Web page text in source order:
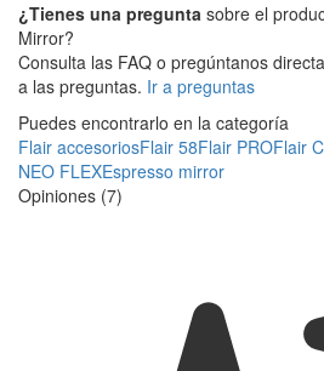
¿Tienes una pregunta sobre el
Mirror?
Consulta las FAQ o pregúntanos
a las preguntas. Ir a preguntas
Puedes encontrarlo en la categoría
Flair accesoriosFlair 58Flair PROFlair
NEO FLEXEspresso mirror
Opiniones (7)